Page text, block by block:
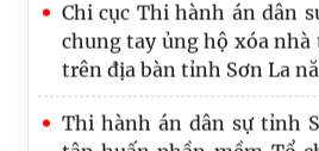
chung tay ủng hộ xóa
trên địa bàn tỉnh Sơn La
Thi hành án dân sự tỉnh
tập huấn phần mềm Tổ